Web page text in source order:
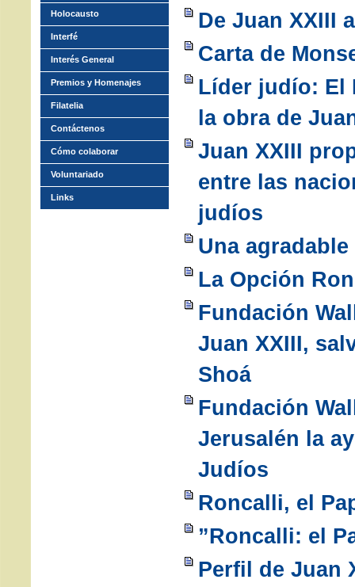
De Juan XXIII
Carta de
Líder judío: El
la obra de
Juan XXIII
entre las
judíos
Una
La Opción
Fundación
Juan XXIII,
Shoá
Fundación
Jerusalén la
Judíos
Roncalli, el
”Roncalli: el
Perfil de Juan
Holocausto
Interfé
Interés General
Premios y Homenajes
Filatelia
Contáctenos
Cómo colaborar
Voluntariado
Links